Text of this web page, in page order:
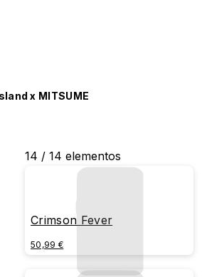
x MITSUME
14 / 14 elementos
Crimson Fever
50,99 €